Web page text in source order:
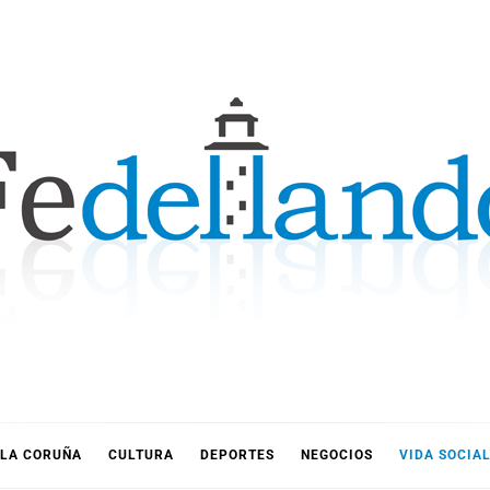
LA CORUÑA CULTURA DEPORTES NEGOCIOS VIDA SOCIAL